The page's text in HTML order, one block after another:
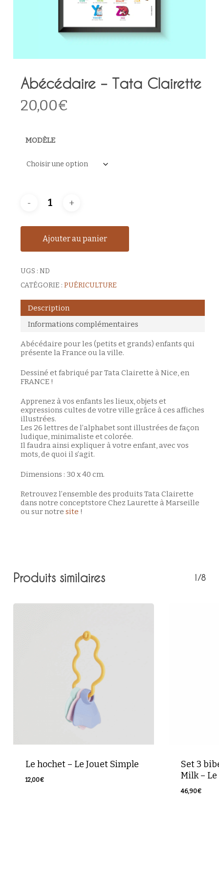
Votre panier est vide.
Retour à la boutique
Abécédaire – Tata Clairette
20,00€
MODÈLE
Ajouter au panier
UGS : ND
CATÉGORIE : PUÉRICULTURE
Description
Informations complémentaires
Abécédaire pour les (petits et grands) enfants qui
présente la France ou la ville.
Dessiné et fabriqué par Tata Clairette à Nice, en
FRANCE !
Apprenez à vos enfants les lieux, objets et
expressions cultes de votre ville grâce à ces affiches
illustrées.
Les 26 lettres de l’alphabet sont illustrées de façon
ludique, minimaliste et colorée.
Il faudra ainsi expliquer à votre enfant, avec vos
mots, de quoi il s’agit.
Dimensions : 30 x 40 cm.
Retrouvez l’ensemble des produits Tata Clairette
dans notre conceptstore Chez Laurette à Marseille
ou sur notre site !
Produits similaires 1/8
Le hochet – Le Jouet Simple
12,00€
Set 3
Milk –
46,90€